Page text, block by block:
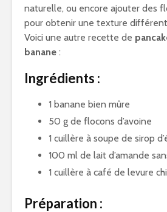
naturelle, ou encore ajouter des
pour obtenir une texture
Voici une autre recette de
banane :
Ingrédients :
1 banane bien mûre
50 g de flocons d’avoine
1 cuillère à soupe de sirop
100 ml de lait d’amande
1 cuillère à café de levure
Préparation :